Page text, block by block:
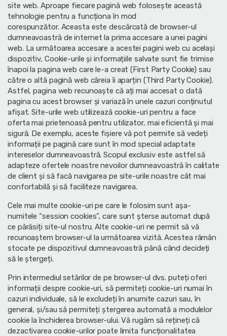
site web. Aproape fiecare pagină web folosește această
tehnologie pentru a funcționa în mod
corespunzător. Aceasta este descărcată de browser-ul
dumneavoastră de internet la prima accesare a unei pagini
web. La următoarea accesare a acestei pagini web cu același
dispozitiv, Cookie-urile și informațiile salvate sunt fie trimise
înapoi la pagina web care le-a creat (First Party Cookie) sau
către o altă pagină web căreia îi aparțin (Third Party Cookie).
Astfel, pagina web recunoaște că ați mai accesat o dată
pagina cu acest browser și variază în unele cazuri conținutul
afișat. Site-urile web utilizează cookie-uri pentru a face
oferta mai prietenoasă pentru utilizator, mai eficientă și mai
sigură. De exemplu, aceste fișiere vă pot permite să vedeți
informații pe pagină care sunt în mod special adaptate
intereselor dumneavoastră. Scopul exclusiv este astfel să
adapteze ofertele noastre nevoilor dumneavoastră în calitate
de client şi să facă navigarea pe site-urile noastre cât mai
confortabilă și să faciliteze navigarea.
Cele mai multe cookie-uri pe care le folosim sunt aşa-
numitele “session cookies”, care sunt şterse automat după
ce părăsiți site-ul nostru. Alte cookie-uri ne permit să vă
recunoaștem browser-ul la următoarea vizită. Acestea rămân
stocate pe dispozitivul dumneavoastră până când decideți
să le ștergeți.
Prin intermediul setărilor de pe browser-ul dvs. puteți oferi
informații despre cookie-uri, să permiteți cookie-uri numai în
cazuri individuale, să le excludeți în anumite cazuri sau, în
general, și/sau să permiteți ștergerea automată a modulelor
cookie la închiderea browser-ului. Vă rugăm să rețineți că
dezactivarea cookie-urilor poate limita funcționalitatea